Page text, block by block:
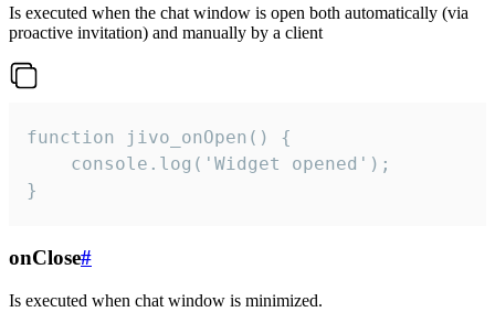
Is executed when the chat window is open both automatically (via
proactive invitation) and manually by a client
function jivo_onOpen() {
    console.log('Widget opened');
}
onClose#
Is executed when chat window is minimized.